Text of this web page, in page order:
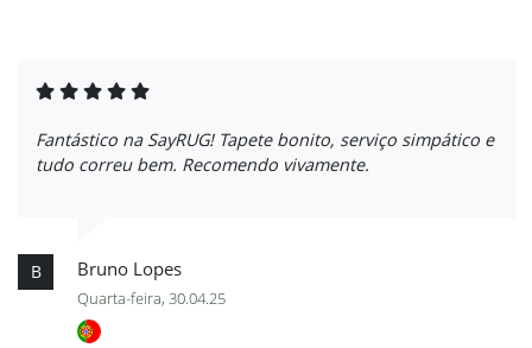
Fantástico na SayRUG! Tapete bonito, serviço simpático e
tudo correu bem. Recomendo vivamente.
B Bruno Lopes
Quarta-feira, 30.04.25